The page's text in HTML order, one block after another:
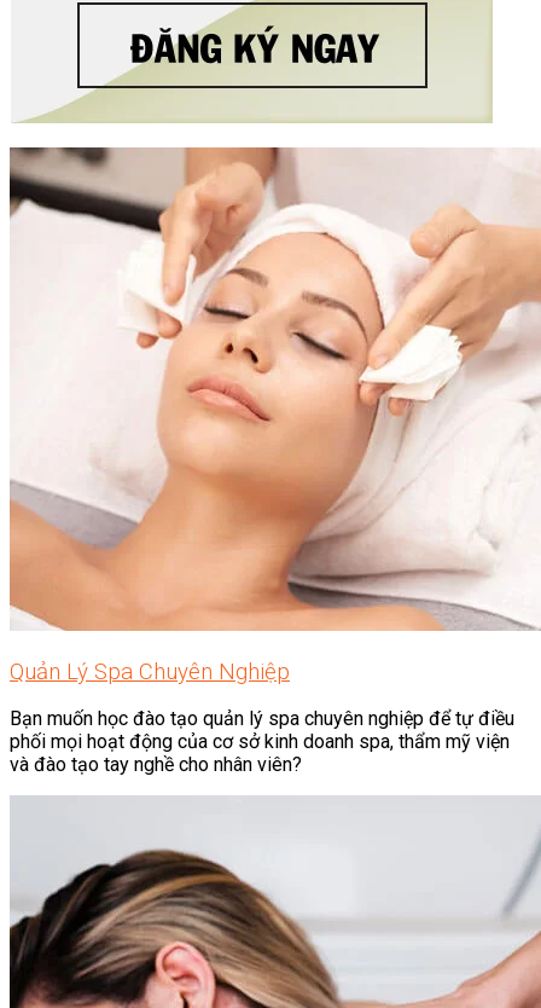
Quản Lý Spa Chuyên Nghiệp
Bạn muốn học đào tạo quản lý spa chuyên nghiệp để tự điều
phối mọi hoạt động của cơ sở kinh doanh spa, thẩm mỹ viện
và đào tạo tay nghề cho nhân viên?